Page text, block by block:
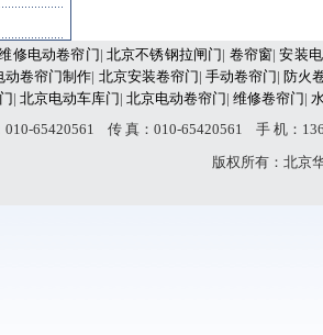
修电动卷帘门| 北京不锈钢拉闸门| 卷帘窗|安装
动卷帘门制作| 北京安装卷帘门| 手动卷帘门| 防火
| 北京电动车库门| 北京电动卷帘门| 维修卷帘门|
010-65420561 传 真：010-65420561 手 机：
版权所有：北京